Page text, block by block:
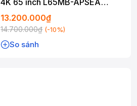
4K 65 inch L65MB-APSEA
2026
13.200.000₫
14.700.000₫ (-10%)
So sánh